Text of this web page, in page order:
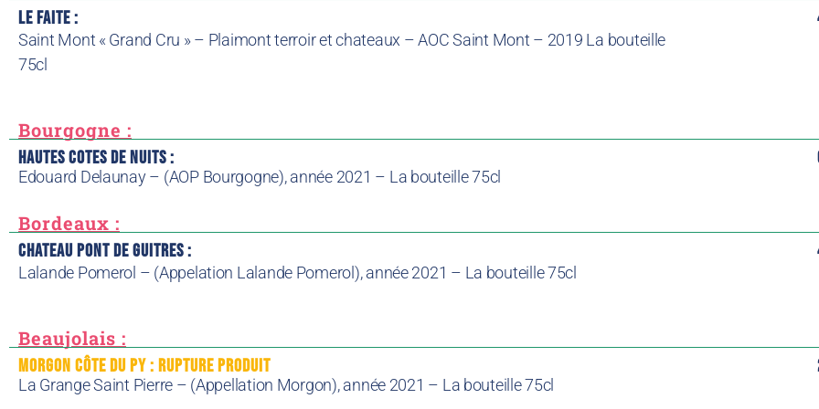
Le Faite :
Saint Mont « Grand Cru »– Plaimont terroir et chateaux – AOC Saint Mont – 2019 La bouteille
75cl
Bourgogne :
hautes cotes de nuits :
Edouard Delaunay – (AOP Bourgogne), année 2021 – La bouteille 75cl
Bordeaux :
Chateau Pont de Guitres :
Lalande Pomerol – (Appelation Lalande Pomerol), année 2021 – La bouteille 75cl
Beaujolais :
morgon côte du py : Rupture produit
La Grange Saint Pierre – (Appellation Morgon), année 2021 – La bouteille 75cl